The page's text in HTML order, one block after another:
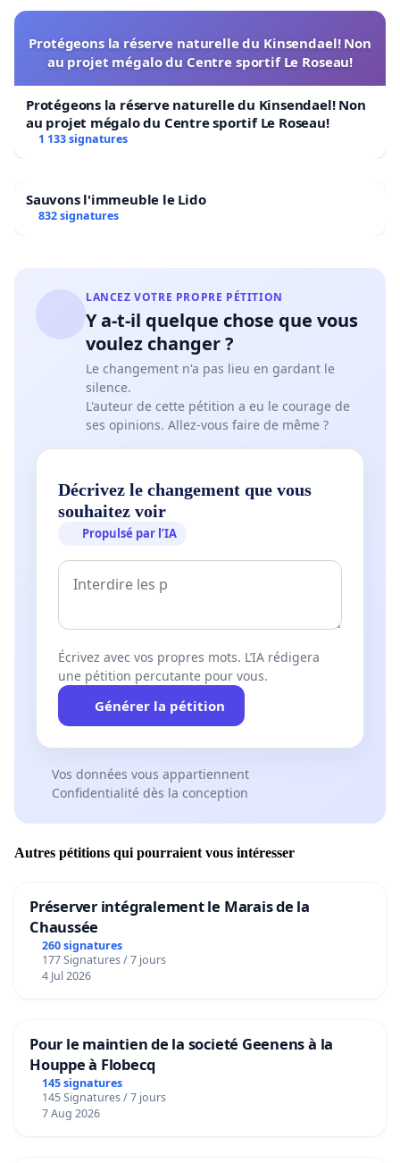
Protégeons la réserve naturelle du Kinsendael! Non
au projet mégalo du Centre sportif Le Roseau!
Protégeons la réserve naturelle du Kinsendael! Non
au projet mégalo du Centre sportif Le Roseau!
1 133 signatures
Sauvons l'immeuble le Lido
832 signatures
LANCEZ VOTRE PROPRE PÉTITION
Y a-t-il quelque chose que vous
voulez changer ?
Le changement n'a pas lieu en gardant le
silence.
L'auteur de cette pétition a eu le courage de
ses opinions. Allez-vous faire de même ?
Décrivez le changement que vous
souhaitez voir
Propulsé par l’IA
Écrivez avec vos propres mots. L’IA rédigera
une pétition percutante pour vous.
Générer la pétition
Vos données vous appartiennent
Confidentialité dès la conception
Autres pétitions qui pourraient vous intéresser
Préserver intégralement le Marais de la
Chaussée
260 signatures
177 Signatures / 7 jours
4 Jul 2026
Pour le maintien de la societé Geenens à la
Houppe à Flobecq
145 signatures
145 Signatures / 7 jours
7 Aug 2026